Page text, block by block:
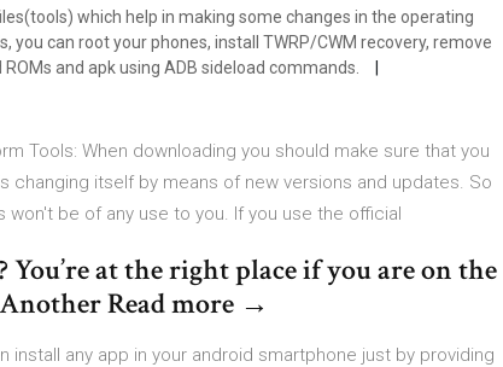
which help in making some changes in the operating
you can root your phones, install TWRP/CWM recovery, remove
and apk using ADB sideload commands.
Tools: When downloading you should make sure that you
changing itself by means of new versions and updates. So
be of any use to you. If you use the official
You’re at the right place if you are on the
Read more →
install any app in your android smartphone just by providing